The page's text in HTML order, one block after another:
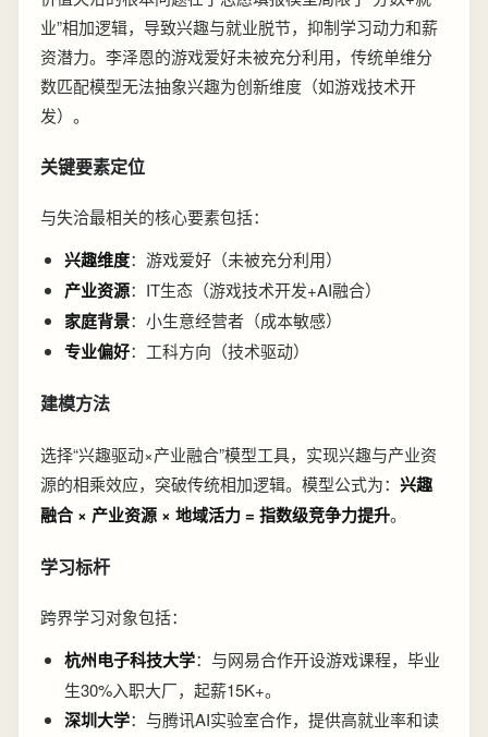
业”相加逻辑，导致兴趣与就业脱节，抑制学习动力和薪
资潜力。李泽恩的游戏爱好未被充分利用，传统单维分
数匹配模型无法抽象兴趣为创新维度（如游戏技术开
发）。
关键要素定位
与失洽最相关的核心要素包括：
兴趣维度：游戏爱好（未被充分利用）
产业资源：IT生态（游戏技术开发+AI融合）
家庭背景：小生意经营者（成本敏感）
专业偏好：工科方向（技术驱动）
建模方法
选择“兴趣驱动×产业融合”模型工具，实现兴趣与产业资
源的相乘效应，突破传统相加逻辑。模型公式为： 兴趣
融合 × 产业资源 × 地域活力 = 指数级竞争力提升。
学习标杆
跨界学习对象包括：
杭州电子科技大学：与网易合作开设游戏课程，毕业
生30%入职大厂，起薪15K+。
深圳大学：与腾讯AI实验室合作，提供高就业率和读